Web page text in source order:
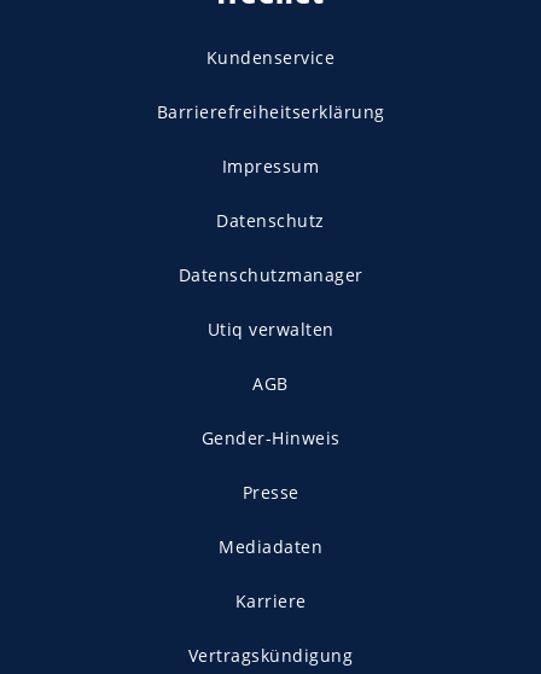
Kundenservice
Barrierefreiheitserklärung
Impressum
Datenschutz
Datenschutzmanager
Utiq verwalten
AGB
Gender-Hinweis
Presse
Mediadaten
Karriere
Vertragskündigung